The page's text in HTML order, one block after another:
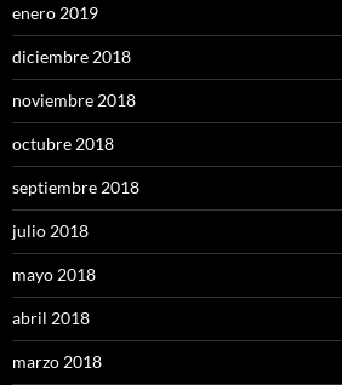
enero 2019
diciembre 2018
noviembre 2018
octubre 2018
septiembre 2018
julio 2018
mayo 2018
abril 2018
marzo 2018